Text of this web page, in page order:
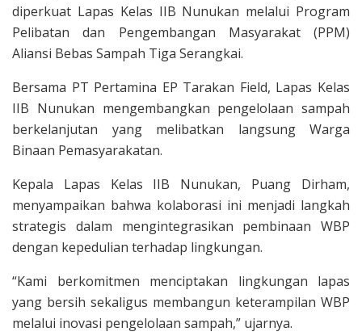
diperkuat Lapas Kelas IIB Nunukan melalui Program
Pelibatan dan Pengembangan Masyarakat (PPM)
Aliansi Bebas Sampah Tiga Serangkai.
Bersama PT Pertamina EP Tarakan Field, Lapas Kelas
IIB Nunukan mengembangkan pengelolaan sampah
berkelanjutan yang melibatkan langsung Warga
Binaan Pemasyarakatan.
Kepala Lapas Kelas IIB Nunukan, Puang Dirham,
menyampaikan bahwa kolaborasi ini menjadi langkah
strategis dalam mengintegrasikan pembinaan WBP
dengan kepedulian terhadap lingkungan.
“Kami berkomitmen menciptakan lingkungan lapas
yang bersih sekaligus membangun keterampilan WBP
melalui inovasi pengelolaan sampah,” ujarnya.